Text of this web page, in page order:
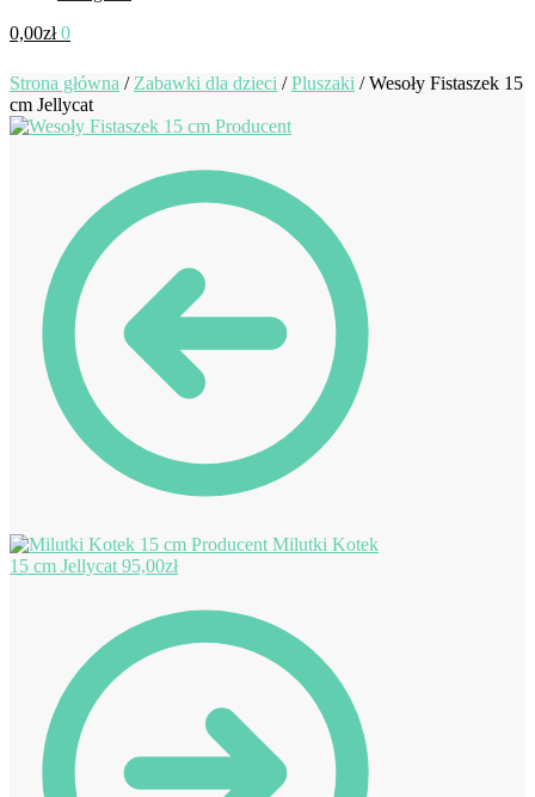
0,00zł 0
Strona główna / Zabawki dla dzieci /Pluszaki /Wesoły Fistaszek 15
cm Jellycat
Milutki Kotek
15 cm Jellycat 95,00zł